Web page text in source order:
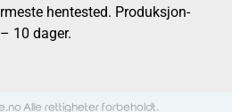
hentested. Produksjon-
10 dager.
Alle rettigheter forbeholdt.